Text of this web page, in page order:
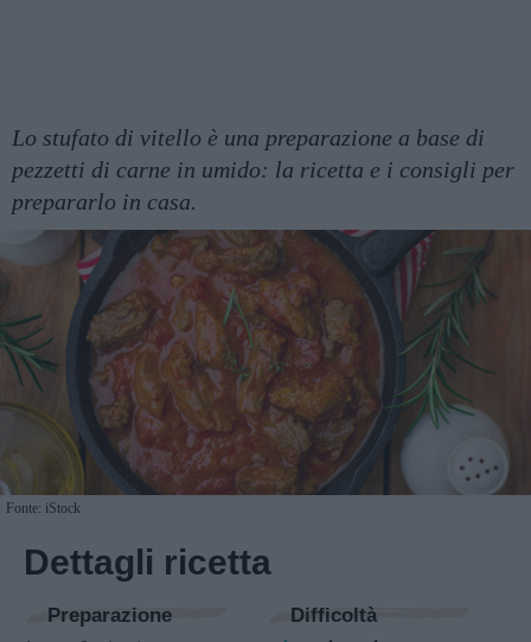
Lo stufato di vitello è una preparazione a base di
pezzetti di carne in umido: la ricetta e i consigli per
prepararlo in casa.
Fonte: iStock
Dettagli ricetta
Preparazione Difficoltà